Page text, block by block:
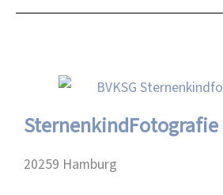
SternenkindFotografie
20259 Hamburg